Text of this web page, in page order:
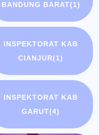
BANDUNG BARAT(1)
INSPEKTORAT KAB
CIANJUR(1)
INSPEKTORAT KAB
GARUT(4)